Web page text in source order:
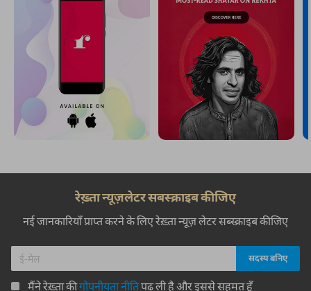
रेख़्ता न्यूज़लेटर सबस्क्राइब कीजिए
नई जानकारियाँ प्राप्त करने के लिए रेख़्ता न्यूज़ लेटर सब्स्क्राइब कीजिए
मैंने रेख़्ता कीगोपनीयता नीतिपढ़ ली है और इससे सहमत हूँ